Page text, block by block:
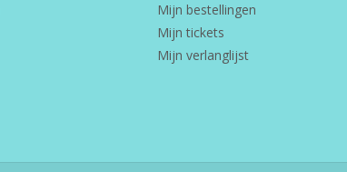
Mijn bestellingen
Mijn tickets
Mijn verlanglijst